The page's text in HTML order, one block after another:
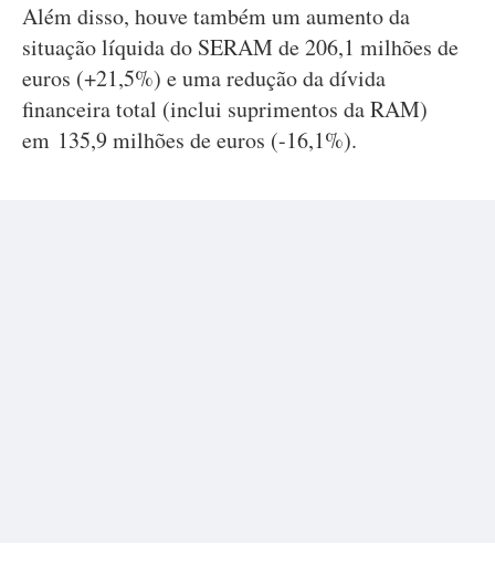
Além disso, houve também um aumento da
situação líquida do SERAM de 206,1 milhões de
euros (+21,5%) e uma redução da dívida
financeira total (inclui suprimentos da RAM)
em 135,9 milhões de euros (-16,1%).